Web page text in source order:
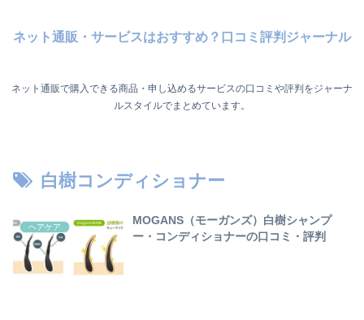
ネット通販・サービスはおすすめ？口コミ評判ジャーナル
ネット通販で購入できる商品・申し込めるサービスの口コミや評判をジャーナ
ルスタイルでまとめています。
白樹コンディショナー
ヘアケア
MOGANS（モーガンズ）白樹シャンプ
ー・コンディショナーの口コミ・評判